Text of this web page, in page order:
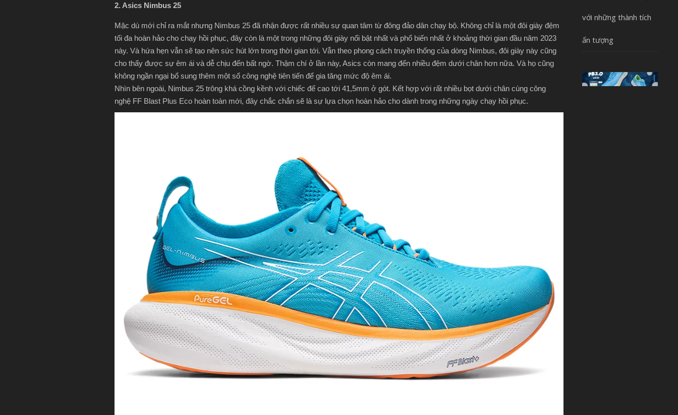
2. Asics Nimbus 25
Mặc dù mới chỉ ra mắt nhưng Nimbus 25 đã nhận được rất nhiều sự quan tâm từ đông đảo dân chạy bộ. Không chỉ là một đôi giày đệm
tối đa hoàn hảo cho chạy hồi phục, đây còn là một trong những đôi giày nổi bật nhất và phổ biến nhất ở khoảng thời gian đầu năm 2023
này. Và hứa hẹn vẫn sẽ tạo nên sức hút lớn trong thời gian tới. Vẫn theo phong cách truyền thống của dòng Nimbus, đôi giày này cũng
cho thấy được sự êm ái và dễ chịu đến bất ngờ. Thậm chí ở lần này, Asics còn mang đến nhiều đệm dưới chân hơn nữa. Và họ cũng
không ngần ngại bổ sung thêm một số công nghệ tiên tiến để gia tăng mức độ êm ái.
Nhìn bên ngoài, Nimbus 25 trông khá cồng kềnh với chiếc đế cao tới 41,5mm ở gót. Kết hợp với rất nhiều bọt dưới chân cùng công
nghệ FF Blast Plus Eco hoàn toàn mới, đây chắc chắn sẽ là sự lựa chọn hoàn hảo cho dành trong những ngày chạy hồi phục.
với những thành tích
ấn tượng